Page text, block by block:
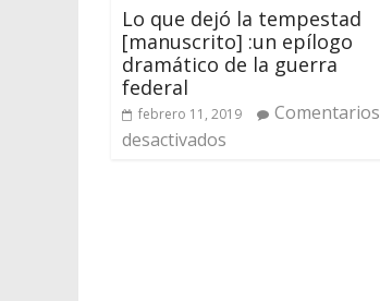
Lo que dejó la tempestad
[manuscrito] :un epílogo
dramático de la guerra
federal
febrero 11, 2019
Comentarios
desactivados